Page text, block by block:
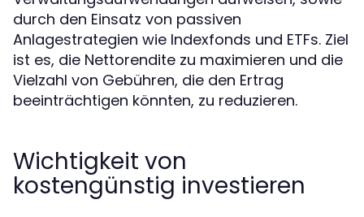
durch den Einsatz von passiven
Anlagestrategien wie Indexfonds und ETFs. Ziel
ist es, die Nettorendite zu maximieren und die
Vielzahl von Gebühren, die den Ertrag
beeinträchtigen könnten, zu reduzieren.
Wichtigkeit von
kostengünstig investieren